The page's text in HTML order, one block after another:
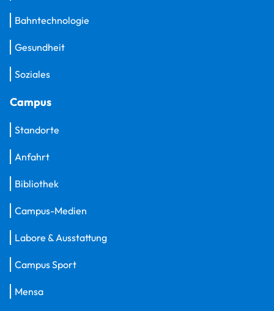
Bahntechnologie
Gesundheit
Soziales
Campus
Standorte
Anfahrt
Bibliothek
Campus-Medien
Labore & Ausstattung
Campus Sport
Mensa